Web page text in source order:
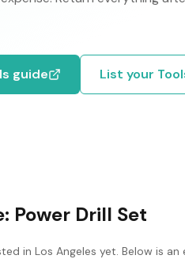
guide List your
Power Drill Set
in Los Angeles yet. Below is